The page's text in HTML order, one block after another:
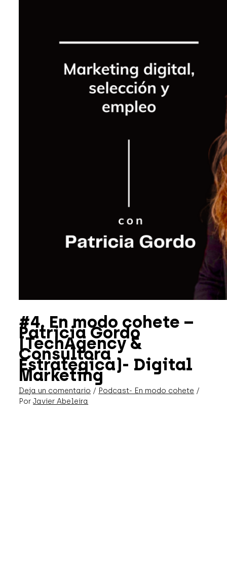
#4. En modo cohete –
Patricia Gordo
(TechAgency &
Consultora
Estratégica)- Digital
Marketing
Deja un comentario / Podcast- En modo cohete /
PorJavier Abeleira